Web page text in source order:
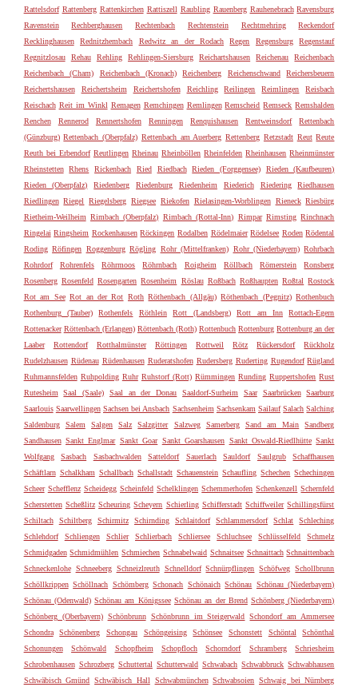
Rattelsdorf Rattenberg Rattenkirchen Rattiszell Raubling Rauenberg Rauhenebrach Ravensburg
Ravenstein
Rechberghausen Rechtenbach Rechtenstein Rechtmehring
Reckendorf
Recklinghausen
Rednitzhembach Redwitz an der Rodach Regen Regensburg
Regenstauf
Regnitzlosau
Rehau Rehling Rehlingen-Siersburg Reichartshausen Reichenau
Reichenbach
Reichenbach (Cham)
Reichenbach (Kronach) Reichenberg Reichenschwand
Reichersbeuern
Reichertshausen
Reichertsheim Reichertshofen Reichling Reilingen Reimlingen
Reisbach
Reischach Reit im Winkl Remagen Remchingen Remlingen Remscheid Remseck Remshalden
Renchen
Rennerod Rennertshofen Renningen Renquishausen Rentweinsdorf
Rettenbach
(Günzburg) Rettenbach (Oberpfalz) Rettenbach am Auerberg Rettenberg Retzstadt Reut Reute
Reuth bei Erbendorf Reutlingen Rheinau Rheinböllen Rheinfelden Rheinhausen Rheinmünster
Rheinstetten
Rhens Rickenbach Ried Riedbach Rieden (Forggensee)
Rieden (Kaufbeuren)
Rieden (Oberpfalz)
Riedenberg Riedenburg Riedenheim Riederich Riedering
Riedhausen
Riedlingen Riegel Riegelsberg Riegsee Riekofen Rielasingen-Worblingen Rieneck Riesbürg
Rietheim-Weilheim Rimbach (Oberpfalz) Rimbach (Rottal-Inn) Rimpar Rimsting Rinchnach
Ringelai Ringsheim Rockenhausen Röckingen Rodalben Rödelmaier Rödelsee Roden Rödental
Roding Röfingen Roggenburg Rögling Rohr (Mittelfranken) Rohr (Niederbayern) Rohrbach
Rohrdorf
Rohrenfels Röhrmoos Röhrnbach Roigheim Röllbach Römerstein
Ronsberg
Rosenberg Rosenfeld Rosengarten Rosenheim Röslau Roßbach Roßhaupten Roßtal Rostock
Rot am See Rot an der Rot Roth Röthenbach (Allgäu) Röthenbach (Pegnitz) Rothenbuch
Rothenburg (Tauber)
Rothenfels Röthlein Rott (Landsberg) Rott am Inn
Rottach-Egern
Rottenacker Röttenbach (Erlangen) Röttenbach (Roth) Rottenbuch Rottenburg Rottenburg an der
Laaber
Rottendorf Rotthalmünster Röttingen Rottweil Rötz Rückersdorf
Rückholz
Rudelzhausen Rüdenau Rüdenhausen Ruderatshofen Rudersberg Ruderting Rugendorf Rügland
Ruhmannsfelden Ruhpolding Ruhr Ruhstorf (Rott) Rümmingen Runding Ruppertshofen Rust
Rutesheim
Saal (Saale) Saal an der Donau Saaldorf-Surheim Saar Saarbrücken
Saarburg
Saarlouis Saarwellingen Sachsen bei Ansbach Sachsenheim Sachsenkam Sailauf Salach Salching
Saldenburg
Salem Salgen Salz Salzgitter Salzweg Samerberg Sand am Main
Sandberg
Sandhausen Sankt Englmar Sankt Goar Sankt Goarshausen Sankt Oswald-Riedlhütte Sankt
Wolfgang
Sasbach Sasbachwalden Satteldorf Sauerlach Sauldorf Saulgrub
Schaffhausen
Schäftlarn Schalkham Schallbach Schallstadt Schauenstein Schaufling Schechen Schechingen
Scheer Schefflenz Scheidegg Scheinfeld Schelklingen Schemmerhofen Schenkenzell Schernfeld
Scherstetten Scheßlitz Scheuring Scheyern Schierling Schifferstadt Schiffweiler Schillingsfürst
Schiltach
Schiltberg Schirmitz Schirnding Schlaitdorf Schlammersdorf Schlat
Schleching
Schlehdorf
Schliengen Schlier Schlierbach Schliersee Schluchsee Schlüsselfeld
Schmelz
Schmidgaden Schmidmühlen Schmiechen Schnabelwaid Schnaitsee Schnaittach Schnaittenbach
Schneckenlohe Schneeberg Schneizlreuth Schnelldorf Schnürpflingen Schöfweg Schollbrunn
Schöllkrippen Schöllnach Schömberg Schonach Schönaich Schönau Schönau (Niederbayern)
Schönau (Odenwald) Schönau am Königssee Schönau an der Brend Schönberg (Niederbayern)
Schönberg (Oberbayern) Schönbrunn Schönbrunn im Steigerwald Schondorf am Ammersee
Schondra
Schönenberg Schongau Schöngeising Schönsee Schonstett Schöntal
Schönthal
Schonungen
Schönwald Schopfheim Schopfloch Schorndorf Schramberg
Schriesheim
Schrobenhausen Schrozberg Schuttertal Schutterwald Schwabach Schwabbruck Schwabhausen
Schwäbisch Gmünd Schwäbisch Hall Schwabmünchen Schwabsoien Schwaig bei Nürnberg